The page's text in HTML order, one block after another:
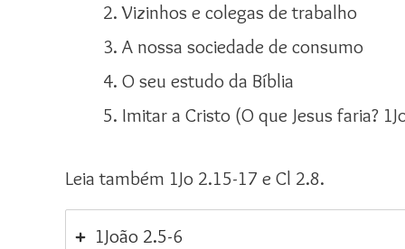
Vizinhos e colegas de trabalho
A nossa sociedade de consumo
O seu estudo da Bíblia
Imitar a Cristo (O que Jesus faria?
Leia também 1Jo 2.15-17 e Cl 2.8.
1João 2.5-6